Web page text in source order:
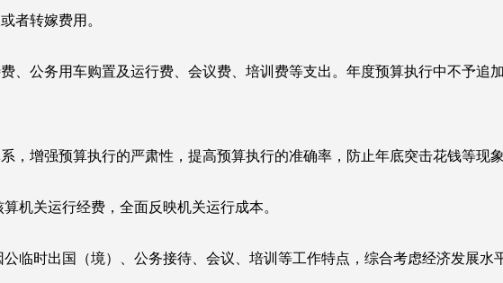
者转嫁费用。
、公务用车购置及运行费、会议费、培训费等支出。年度预算执行中不予追
，增强预算执行的严肃性，提高预算执行的准确率，防止年底突击花钱等现象
机关运行经费，全面反映机关运行成本。
临时出国（境）、公务接待、会议、培训等工作特点，综合考虑经济发展水